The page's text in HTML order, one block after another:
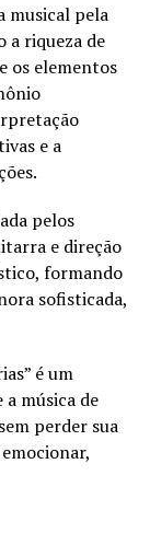
musical pela
a riqueza de
os elementos
e a
pelos
e direção
formando
sofisticada,
é um
música de
perder sua